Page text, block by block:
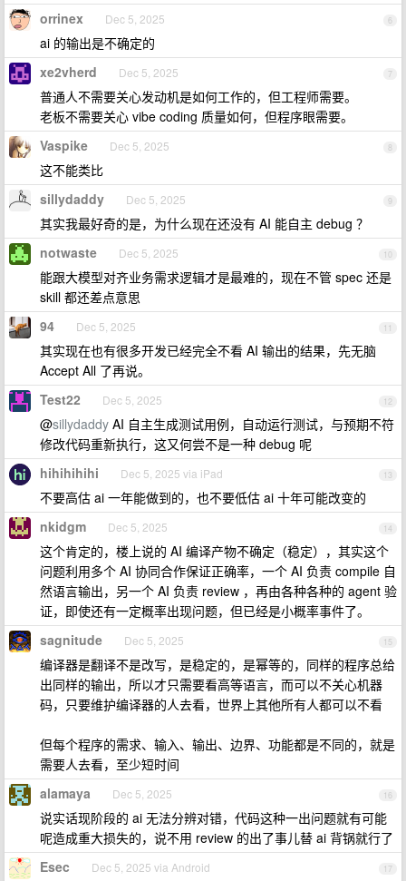
6
orrinex Dec 5, 2025
ai 的输出是不确定的
7
xe2vherd Dec 5, 2025
普通人不需要关心发动机是如何工作的，但工程师需要。
老板不需要关心 vibe coding 质量如何，但程序眼需要。
8
Vaspike Dec 5, 2025
这不能类比
9
sillydaddy Dec 5, 2025
其实我最好奇的是，为什么现在还没有 AI 能自主 debug ？
10
notwaste Dec 5, 2025
能跟大模型对齐业务需求逻辑才是最难的，现在不管 spec 还是
skill 都还差点意思
11
94 Dec 5, 2025
其实现在也有很多开发已经完全不看 AI 输出的结果，先无脑
Accept All 了再说。
12
Test22 Dec 5, 2025
@sillydaddy AI 自主生成测试用例，自动运行测试，与预期不符
修改代码重新执行，这又何尝不是一种 debug 呢
13
hihihihihi Dec 5, 2025 via iPad
不要高估 ai 一年能做到的，也不要低估 ai 十年可能改变的
14
nkidgm Dec 5, 2025
这个肯定的，楼上说的 AI 编译产物不确定（稳定），其实这个
问题利用多个 AI 协同合作保证正确率，一个 AI 负责 compile 自
然语言输出，另一个 AI 负责 review ，再由各种各种的 agent 验
证，即使还有一定概率出现问题，但已经是小概率事件了。
15
sagnitude Dec 5, 2025
编译器是翻译不是改写，是稳定的，是幂等的，同样的程序总给
出同样的输出，所以才只需要看高等语言，而可以不关心机器
码，只要维护编译器的人去看，世界上其他所有人都可以不看
但每个程序的需求、输入、输出、边界、功能都是不同的，就是
需要人去看，至少短时间
16
alamaya Dec 5, 2025
说实话现阶段的 ai 无法分辨对错，代码这种一出问题就有可能
呢造成重大损失的，说不用 review 的出了事儿替 ai 背锅就行了
17
Esec Dec 5, 2025 via Android